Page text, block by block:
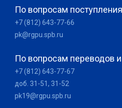
По вопросам
+7 (812) 643-77-66
pk@rgpu.spb.ru
По вопросам переводов
+7 (812) 643-77-67
доб. 31-51, 31-52
pk19@rgpu.spb.ru